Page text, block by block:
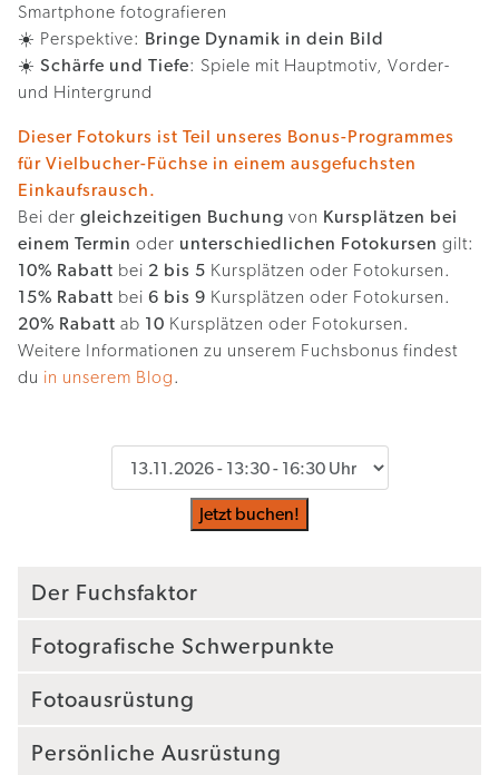
Smartphone fotografieren
☀️ Perspektive: Bringe Dynamik in dein Bild
☀️ Schärfe und Tiefe: Spiele mit Hauptmotiv, Vorder-
und Hintergrund
Dieser Fotokurs ist Teil unseres Bonus-Programmes
für Vielbucher-Füchse in einem ausgefuchsten
Einkaufsrausch.
Bei der gleichzeitigen Buchung von Kursplätzen bei
einem Termin oder unterschiedlichen Fotokursen gilt:
10% Rabatt bei 2 bis 5 Kursplätzen oder Fotokursen.
15% Rabatt bei 6 bis 9 Kursplätzen oder Fotokursen.
20% Rabatt ab 10 Kursplätzen oder Fotokursen.
Weitere Informationen zu unserem Fuchsbonus findest
du in unserem Blog.
Jetzt buchen!
Der Fuchsfaktor
Fotografische Schwerpunkte
Fotoausrüstung
Persönliche Ausrüstung